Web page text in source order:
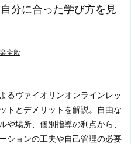
分に合った学び方を見
全般
るヴァイオリンオンラインレッ
トとデメリットを解説。自由な
や場所、個別指導の利点から、
ションの工夫や自己管理の必要